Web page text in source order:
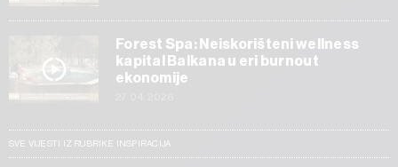
Forest Spa: Neiskorišteni wellness
kapital Balkana u eri burnout
ekonomije
SVE VIJESTI IZ RUBRIKE INSPIRACIJA